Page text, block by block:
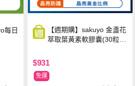
每日
【週期購】sakuyo 金盞花
萃取葉黃素軟膠囊(30粒/
$931
免運